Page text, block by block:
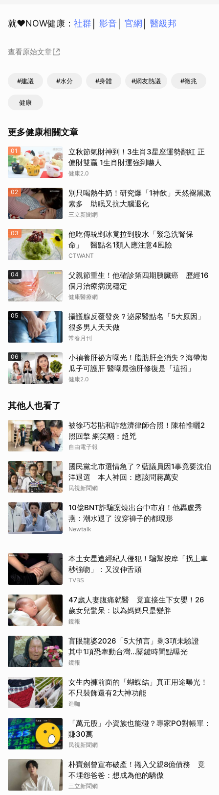
就❤NOW健康： 社群 影音 官網 醫級邦
查看原始文章
#建議 #水分 #身體 #網友熱議 #徵兆
健康
更多健康相關文章
01
立秋節氣財神到！3生肖3星座運勢翻紅 正
偏財雙贏 1生肖財運強到嚇人
健康2.0
02
別只喝熱牛奶！研究爆「1神飲」天然褪黑激
素多 助眠又抗大腦退化
三立新聞網
03
他吃傳統剉冰竟拉到脫水「緊急洗腎保
命」 醫點名1類人應注意4風險
CTWANT
04
父親節重生！他確診第四期胰臟癌 歷經16
個月治療病況穩定
健康醫療網
05
攝護腺反覆發炎？泌尿醫點名「5大原因」
很多男人天天做
常春月刊
06
小禎養肝祕方曝光！脂肪肝全消失？海帶海
瓜子可護肝 醫曝最強肝修復是「這招」
健康2.0
其他人也看了
被徐巧芯貼和詐慈濟律師合照！陳柏惟曬2
照回擊 網笑翻：超兇
自由電子報
國民黨北市選情急了？藍議員因1事竟要沈伯
洋退選 本人神回：應該問蔣萬安
民視新聞網
10億BNT詐騙案燒出台中市府！他轟盧秀
燕：潮水退了 沒穿褲子的都現形
Newtalk
本土女星遭經紀人侵犯！騙幫按摩「拐上車
秒強吻」：又沒伸舌頭
TVBS
47歲人妻腹痛就醫 竟直接生下女嬰！26
歲女兒驚呆：以為媽媽只是變胖
鏡報
盲眼龍婆2026「5大預言」剩3項未驗證
其中1項恐牽動台灣...關鍵時間點曝光
鏡報
女生內褲前面的「蝴蝶結」真正用途曝光！
不只裝飾還有2大神功能
造咖
「萬元股」小資族也能碰？專家PO對帳單：
賺30萬
民視新聞網
朴寶劍曾宣布破產！捲入父親8億債務 竟
不埋怨爸爸：想成為他的驕傲
三立新聞網